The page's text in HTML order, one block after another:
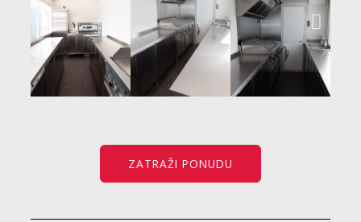
ZATRAŽI PONUDU